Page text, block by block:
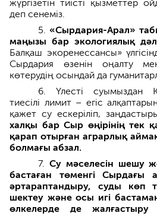
жүргізетін тиісті қызметтер
деп сенеміз.
5. «Сырдария-Арал»
маңызы бар экологиялық
Балқаш экоренессансы»
Сырдария өзенін оңалту
көтерудің осындай да
6. Үлесті суымыздан
тиесілі лимит – егіс
қажет су ескеріліп,
халқы бар Сыр өңірінің тек
қарап отырған аграрлық
болмағы абзал.
7. Су мәселесін шешу
бастаған төменгі Сырдағы
әртараптандыру, суды көп
шектеу және осы игі
өлкелерде де жалғастыру